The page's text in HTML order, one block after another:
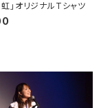
虹」オリジナルTシャツ